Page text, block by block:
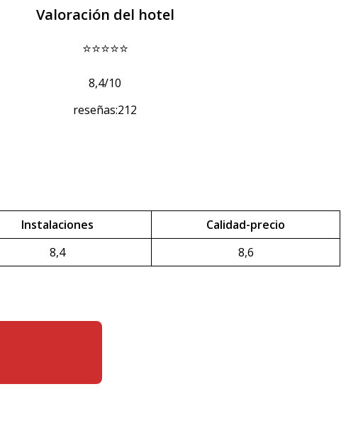
Valoración del hotel
⭐⭐⭐⭐⭐
8,4/10
reseñas:212
Instalaciones
Calidad-precio
8,4 8,6